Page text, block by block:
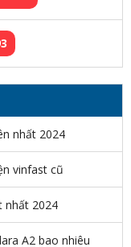
nhất 2024
vinfast cũ
nhất 2024
A2 bao nhiêu